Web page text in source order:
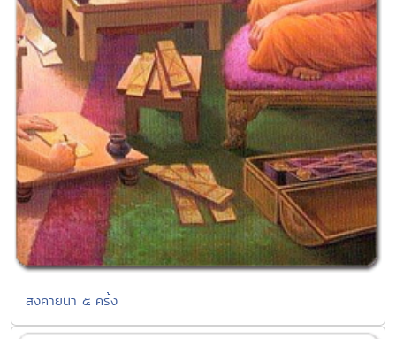
สังคายนา ๕ ครั้ง